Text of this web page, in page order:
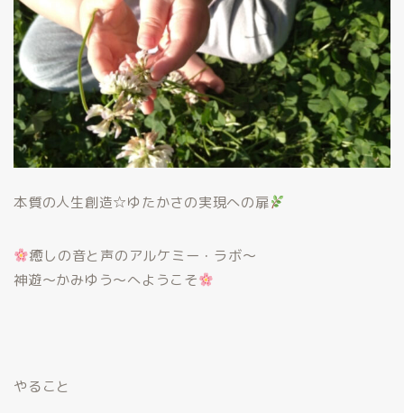
本質の人生創造☆ゆたかさの実現への扉
癒しの音と声のアルケミー・ラボ〜
神遊〜かみゆう～へようこそ
やること